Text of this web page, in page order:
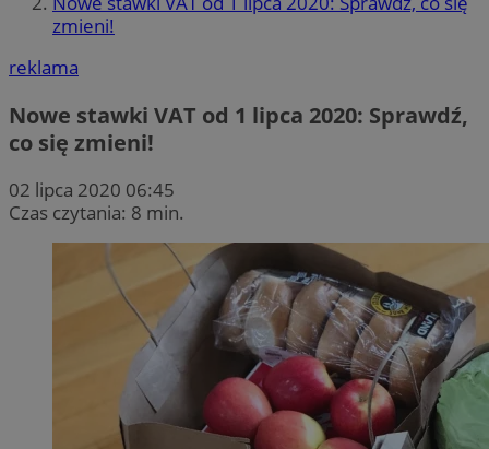
zmieni!
reklama
Nowe stawki VAT od 1 lipca 2020: Sprawdź,
co się zmieni!
02 lipca 2020 06:45
Czas czytania: 8 min.